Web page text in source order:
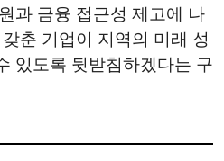
과 금융 접근성 제고에 나
춘 기업이 지역의 미래 성
있도록 뒷받침하겠다는 구